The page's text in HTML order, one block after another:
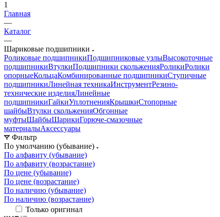
1
Главная
—
Каталог
—
Шариковые подшипники
Роликовые подшипникиПодшипниковые узлыВысокоточные
подшипникиВтулкиПодшипники скольженияРоликиРолики
опорныеКольцаКомбинированные подшипникиСтупичные
подшипникиЛинейная техникаИнструментРезино-
технические изделияЛинейные
подшипникиГайкиУплотненияКрышкиСтопорные
шайбыВтулки скольженияОбгонные
муфтыШайбыШарикиГорюче-смазочные
материалыАксессуары
Фильтр
По умолчанию (убывание)
По алфавиту (убывание)
По алфавиту (возрастание)
По цене (убывание)
По цене (возрастание)
По наличию (убывание)
По наличию (возрастание)
Только оригинал